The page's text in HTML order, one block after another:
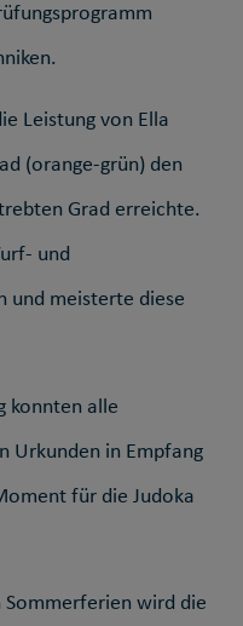
Leistung von Ella
(orange-grün) den
Grad erreichte.
und
und meisterte diese
konnten alle
Urkunden in Empfang
für die Judoka
Sommerferien wird die